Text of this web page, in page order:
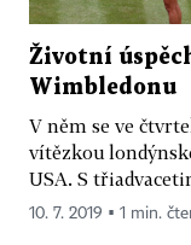
Životní
Wimbledonu
V něm se ve
vítězkou
USA. S
10. 7. 2019 ▪ 1 min.